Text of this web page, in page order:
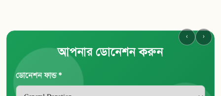
‹ ›
আপনার ডোনেশন করুন
ডোনেশন ফান্ড *